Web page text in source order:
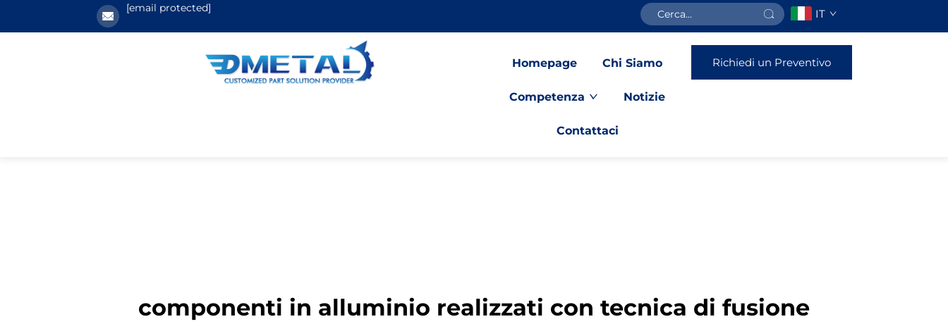
[email protected] IT
Homepage Chi Siamo
Competenza Notizie
Contattaci
Richiedi un Preventivo
componenti in alluminio realizzati con tecnica di fusione